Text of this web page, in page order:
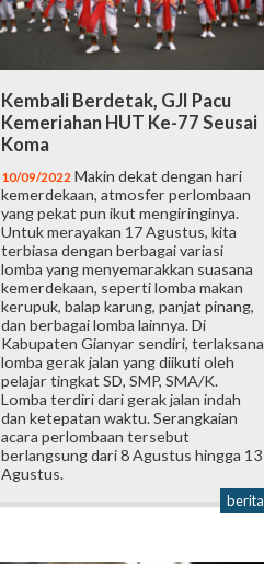
Kembali Berdetak, GJI Pacu
Kemeriahan HUT Ke-77 Seusai
Koma
10/09/2022 Makin dekat dengan hari
kemerdekaan, atmosfer perlombaan
yang pekat pun ikut mengiringinya.
Untuk merayakan 17 Agustus, kita
terbiasa dengan berbagai variasi
lomba yang menyemarakkan suasana
kemerdekaan, seperti lomba makan
kerupuk, balap karung, panjat pinang,
dan berbagai lomba lainnya. Di
Kabupaten Gianyar sendiri, terlaksana
lomba gerak jalan yang diikuti oleh
pelajar tingkat SD, SMP, SMA/K.
Lomba terdiri dari gerak jalan indah
dan ketepatan waktu. Serangkaian
acara perlombaan tersebut
berlangsung dari 8 Agustus hingga 13
Agustus.
berita